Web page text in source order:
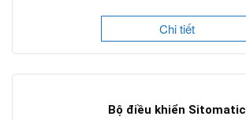
Chi tiết
Bộ điều khiển Sitomatic